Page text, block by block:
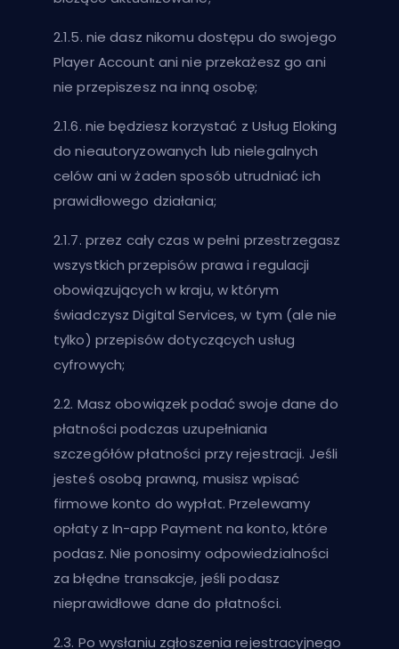
2.1.5. nie dasz nikomu dostępu do swojego
Player Account ani nie przekażesz go ani
nie przepiszesz na inną osobę;
2.1.6. nie będziesz korzystać z Usług Eloking
do nieautoryzowanych lub nielegalnych
celów ani w żaden sposób utrudniać ich
prawidłowego działania;
2.1.7. przez cały czas w pełni przestrzegasz
wszystkich przepisów prawa i regulacji
obowiązujących w kraju, w którym
świadczysz Digital Services, w tym (ale nie
tylko) przepisów dotyczących usług
cyfrowych;
2.2. Masz obowiązek podać swoje dane do
płatności podczas uzupełniania
szczegółów płatności przy rejestracji. Jeśli
jesteś osobą prawną, musisz wpisać
firmowe konto do wypłat. Przelewamy
opłaty z In-app Payment na konto, które
podasz. Nie ponosimy odpowiedzialności
za błędne transakcje, jeśli podasz
nieprawidłowe dane do płatności.
2.3. Po wysłaniu zgłoszenia rejestracyjnego